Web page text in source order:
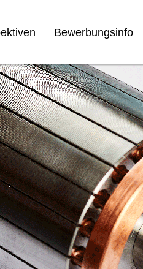
Bewerbungsinfo